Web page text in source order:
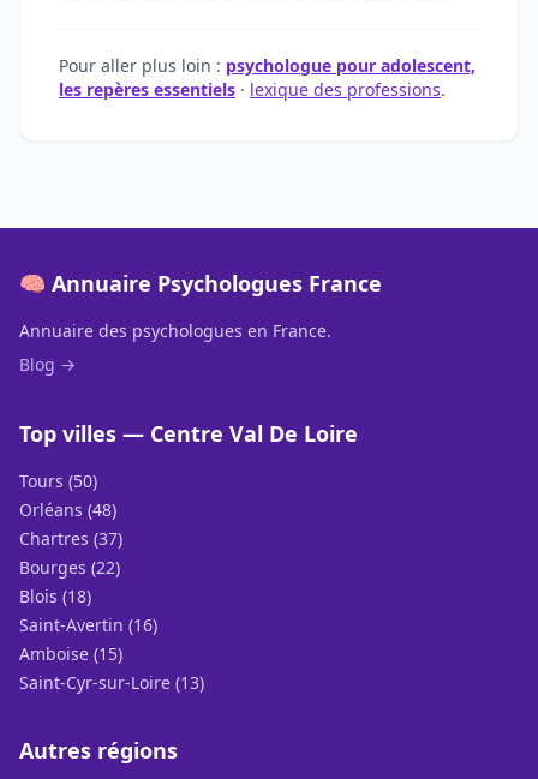
Pour aller plus loin : psychologue pour adolescent,
les repères essentiels · lexique des professions.
🧠 Annuaire Psychologues France
Annuaire des psychologues en France.
Blog →
Top villes — Centre Val De Loire
Tours (50)
Orléans (48)
Chartres (37)
Bourges (22)
Blois (18)
Saint-Avertin (16)
Amboise (15)
Saint-Cyr-sur-Loire (13)
Autres régions